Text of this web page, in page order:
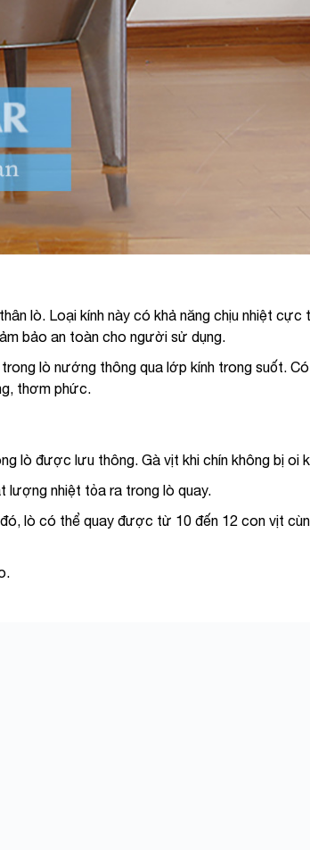
lò. Loại kính này có khả năng chịu nhiệt cực
bảo an toàn cho người sử dụng.
lò nướng thông qua lớp kính trong suốt.
thơm phức.
lò được lưu thông. Gà vịt khi chín không bị oi
lượng nhiệt tỏa ra trong lò quay.
lò có thể quay được từ 10 đến 12 con vịt